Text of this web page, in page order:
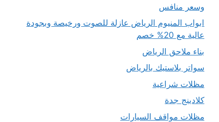
وسعر منافس
ابواب المنيوم الرياض عازلة للصوت ورخيصة وبجودة
عالية مع 20% خصم
بناء ملاحق الرياض
سواتر بلاستيك بالرياض
مظلات شراعية
كلادينج جدة
مظلات مواقف السيارات